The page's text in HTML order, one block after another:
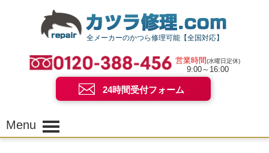
全メーカーのかつら修理可能【全国対応】
営業時間(水曜日定休)
9:00～16:00
24時間受付フォーム
Menu